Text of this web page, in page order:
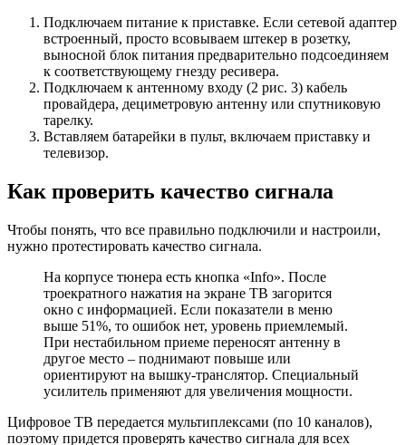
Подключаем питание к приставке. Если сетевой адаптер
встроенный, просто всовываем штекер в розетку,
выносной блок питания предварительно подсоединяем
к соответствующему гнезду ресивера.
Подключаем к антенному входу (2 рис. 3) кабель
провайдера, дециметровую антенну или спутниковую
тарелку.
Вставляем батарейки в пульт, включаем приставку и
телевизор.
Как проверить качество сигнала
Чтобы понять, что все правильно подключили и настроили,
нужно протестировать качество сигнала.
На корпусе тюнера есть кнопка «Info». После
троекратного нажатия на экране ТВ загорится
окно с информацией. Если показатели в меню
выше 51%, то ошибок нет, уровень приемлемый.
При нестабильном приеме переносят антенну в
другое место – поднимают повыше или
ориентируют на вышку-транслятор. Специальный
усилитель применяют для увеличения мощности.
Цифровое ТВ передается мультиплексами (по 10 каналов),
поэтому придется проверять качество сигнала для всех